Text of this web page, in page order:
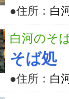
●住所： 白
白河のそ
そば処
●住所： 白